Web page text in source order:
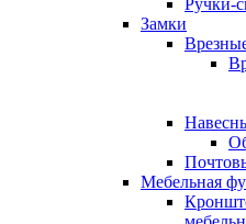
Ручки-
Замки
Мебельная